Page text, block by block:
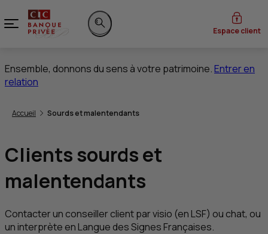
Menu
Rechercher sur le site
Espace client
Ensemble, donnons du sens à votre patrimoine.Entrer en
relation
Accueil Sourds et malentendants
Clients sourds et
malentendants
Contacter un conseiller client par visio (en LSF) ou chat, ou
un interprète en Langue des Signes Françaises.